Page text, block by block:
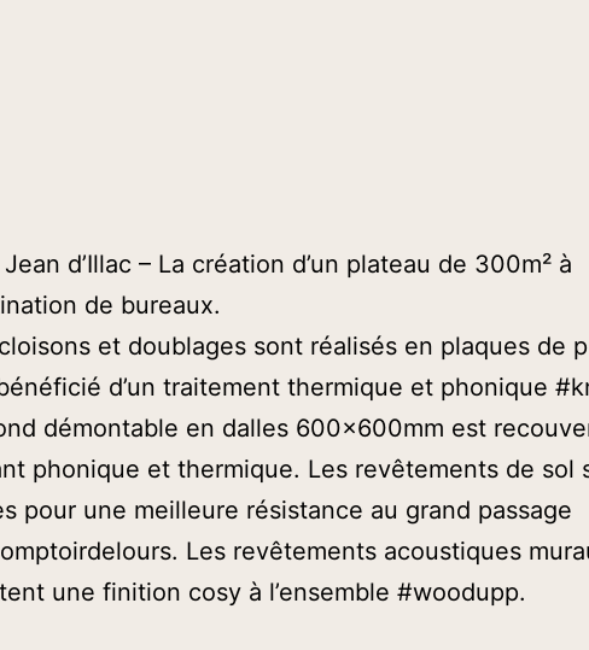
Jean d’Illac – La création d’un plateau de 300m² à
de bureaux.
et doublages sont réalisés en plaques de
d’un traitement thermique et phonique
démontable en dalles 600x600mm est
phonique et thermique. Les revêtements de sol
pour une meilleure résistance au grand passage
Les revêtements acoustiques
une finition cosy à l’ensemble #woodupp.